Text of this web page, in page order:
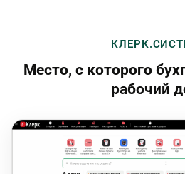
Место, с которого
рабочий